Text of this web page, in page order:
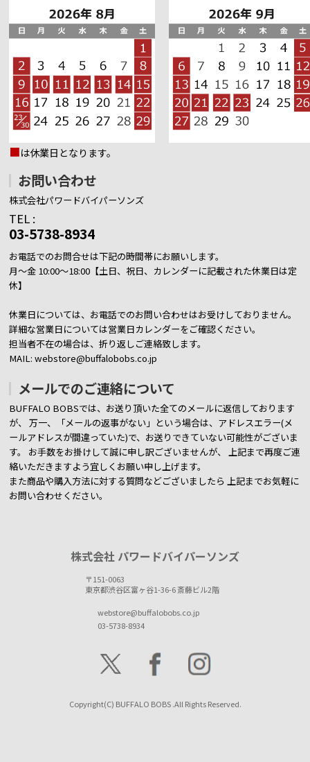
■は休業日となります。
お問い合わせ
株式会社パワードバイパーソンズ
TEL :
03-5738-8934
お電話でのお問合せは下記の時間帯にお願いします。
月～金 10:00～18:00【土日、祝日、カレンダーに記載された休業日は定
休】
休業日については、お電話でのお問い合わせはお受けしておりません。
詳細な営業日については営業日カレンダーをご確認ください。
担当者不在の場合は、折り返しご連絡致します。
MAIL: webstore@buffalobobs.co.jp
メールでのご連絡について
BUFFALO BOBSでは、お送り頂いた全てのメールに返信しております
が、 万一、「メールの返事がない」という場合は、アドレスエラー(メ
ールアドレスが間違っていた)で、お送りできていない可能性がございま
す。 お手数をお掛けして誠に申し訳ございませんが、 上記まで再度ご連
絡いただきますよう宜しくお願い申し上げます。
また商品や購入方法に対する質問などございましたら上記までお気軽に
お問い合わせください。
株式会社 パワードバイパーソンズ
〒151-0063
東京都渋谷区富ヶ谷1-36-6 斎藤ビル2階
webstore@buffalobobs.co.jp
03-5738-8934
Copyright(C) BUFFALO BOBS .All Rights Reserved.